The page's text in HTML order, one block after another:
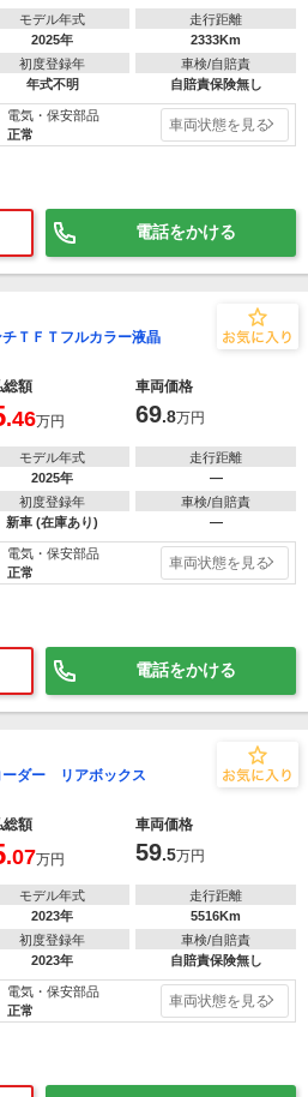
モデル年式
2025年
走行距離
2333Km
初度登録年
年式不明
車検/自賠責
自賠責保険無し
電気・保安部品
正常
車両状態を見る
電話をかける
ＴＦＴフルカラー液晶
総額
車両価格
.46万円 69.8万円
モデル年式
2025年
走行距離
―
初度登録年
新車 (在庫あり)
車検/自賠責
―
電気・保安部品
正常
車両状態を見る
電話をかける
ダー リアボックス
総額 車両価格
.07万円 59.5万円
モデル年式
2023年
走行距離
5516Km
初度登録年
2023年
車検/自賠責
自賠責保険無し
電気・保安部品
正常
車両状態を見る